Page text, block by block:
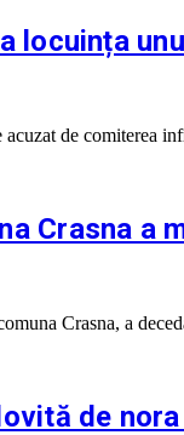
locuința
acuzat de comiterea
Crasna a
Crasna, a
de